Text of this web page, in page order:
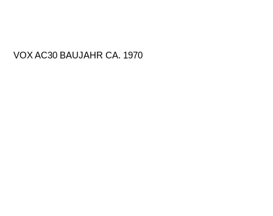
VOX AC30 BAUJAHR CA. 1970